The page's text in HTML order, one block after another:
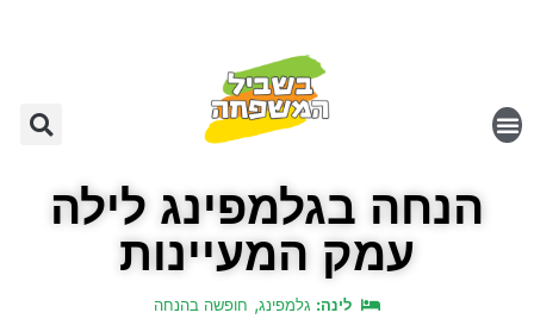
הנחה בגלמפינג לילה
עמק המעיינות
לינה: גלמפינג, חופשה בהנחה